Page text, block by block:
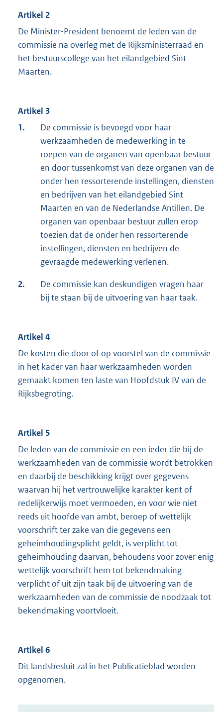
Artikel 2
De Minister-President benoemt de leden van de
commissie na overleg met de Rijksministerraad en
het bestuurscollege van het eilandgebied Sint
Maarten.
Artikel 3
1.
De commissie is bevoegd voor haar
werkzaamheden de medewerking in te
roepen van de organen van openbaar bestuur
en door tussenkomst van deze organen van de
onder hen ressorterende instellingen, diensten
en bedrijven van het eilandgebied Sint
Maarten en van de Nederlandse Antillen. De
organen van openbaar bestuur zullen erop
toezien dat de onder hen ressorterende
instellingen, diensten en bedrijven de
gevraagde medewerking verlenen.
2.
De commissie kan deskundigen vragen haar
bij te staan bij de uitvoering van haar taak.
Artikel 4
De kosten die door of op voorstel van de commissie
in het kader van haar werkzaamheden worden
gemaakt komen ten laste van Hoofdstuk IV van de
Rijksbegroting.
Artikel 5
De leden van de commissie en een ieder die bij de
werkzaamheden van de commissie wordt betrokken
en daarbij de beschikking krijgt over gegevens
waarvan hij het vertrouwelijke karakter kent of
redelijkerwijs moet vermoeden, en voor wie niet
reeds uit hoofde van ambt, beroep of wettelijk
voorschrift ter zake van die gegevens een
geheimhoudingsplicht geldt, is verplicht tot
geheimhouding daarvan, behoudens voor zover enig
wettelijk voorschrift hem tot bekendmaking
verplicht of uit zijn taak bij de uitvoering van de
werkzaamheden van de commissie de noodzaak tot
bekendmaking voortvloeit.
Artikel 6
Dit landsbesluit zal in het Publicatieblad worden
opgenomen.